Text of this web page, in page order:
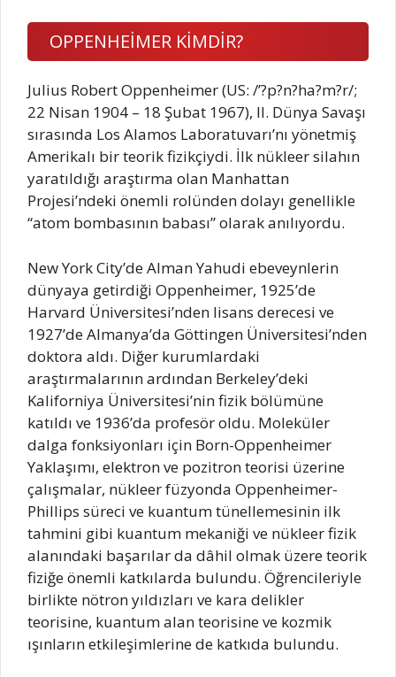
OPPENHEİMER KİMDİR?
Julius Robert Oppenheimer (US: /’?p?n?ha?m?r/;
22 Nisan 1904 – 18 Şubat 1967), II. Dünya Savaşı
sırasında Los Alamos Laboratuvarı’nı yönetmiş
Amerikalı bir teorik fizikçiydi. İlk nükleer silahın
yaratıldığı araştırma olan Manhattan
Projesi’ndeki önemli rolünden dolayı genellikle
“atom bombasının babası” olarak anılıyordu.
New York City’de Alman Yahudi ebeveynlerin
dünyaya getirdiği Oppenheimer, 1925’de
Harvard Üniversitesi’nden lisans derecesi ve
1927’de Almanya’da Göttingen Üniversitesi’nden
doktora aldı. Diğer kurumlardaki
araştırmalarının ardından Berkeley’deki
Kaliforniya Üniversitesi’nin fizik bölümüne
katıldı ve 1936’da profesör oldu. Moleküler
dalga fonksiyonları için Born-Oppenheimer
Yaklaşımı, elektron ve pozitron teorisi üzerine
çalışmalar, nükleer füzyonda Oppenheimer-
Phillips süreci ve kuantum tünellemesinin ilk
tahmini gibi kuantum mekaniği ve nükleer fizik
alanındaki başarılar da dâhil olmak üzere teorik
fiziğe önemli katkılarda bulundu. Öğrencileriyle
birlikte nötron yıldızları ve kara delikler
teorisine, kuantum alan teorisine ve kozmik
ışınların etkileşimlerine de katkıda bulundu.